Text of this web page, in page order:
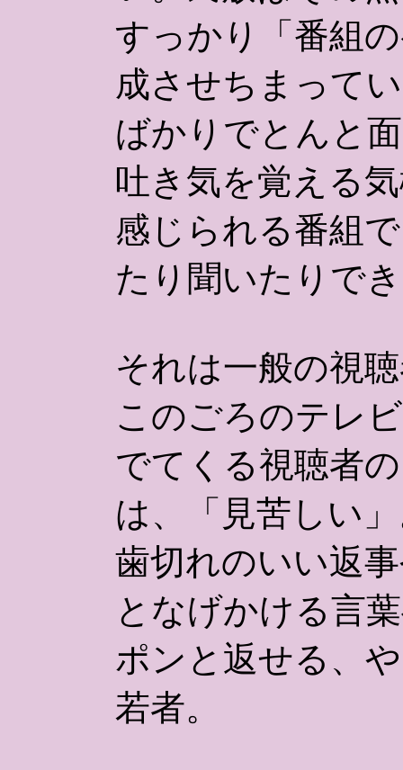
すっかり「番組
成させちまって
ばかりでとんと
吐き気を覚える
感じられる番組
たり聞いたりで
それは一般の視
このごろのテレ
でてくる視聴者
は、「見苦しい
歯切れのいい返
となげかける言
ポンと返せる、
若者。